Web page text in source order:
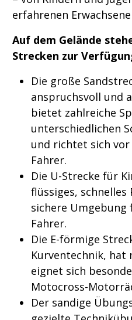
erfahrenen
Auf dem Gelände
Strecken zur
Die große
anspruchsvoll und
bietet zahlreiche
unterschiedlichen
und richtet sich
Fahrer.
Die U-Strecke für
flüssiges,
sichere Umgebung
Fahrer.
Die E-förmige
Kurventechnik, hat
eignet sich
Motocross-
Der sandige